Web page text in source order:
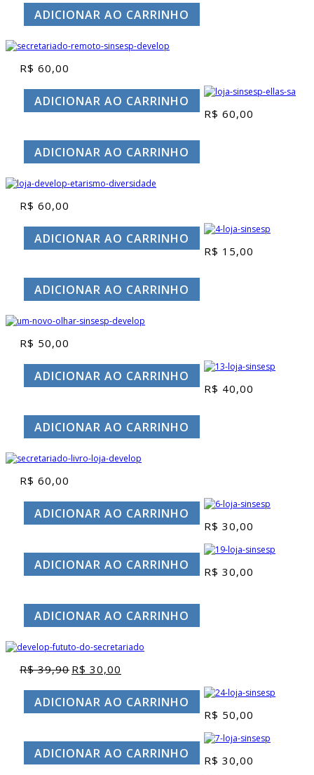
ADICIONAR AO CARRINHO
R$ 60,00
ADICIONAR AO CARRINHO
R$ 60,00
ADICIONAR AO CARRINHO
R$ 60,00
ADICIONAR AO CARRINHO
R$ 15,00
ADICIONAR AO CARRINHO
R$ 50,00
ADICIONAR AO CARRINHO
R$ 40,00
ADICIONAR AO CARRINHO
R$ 60,00
ADICIONAR AO CARRINHO
R$ 30,00
ADICIONAR AO CARRINHO R$ 30,00
ADICIONAR AO CARRINHO
R$39,90 O
original
era:
R$ 39,90.
R$ 30,00
atual
é:
R$ 30,00.
ADICIONAR AO CARRINHO
R$ 50,00
ADICIONAR AO CARRINHO R$ 30,00